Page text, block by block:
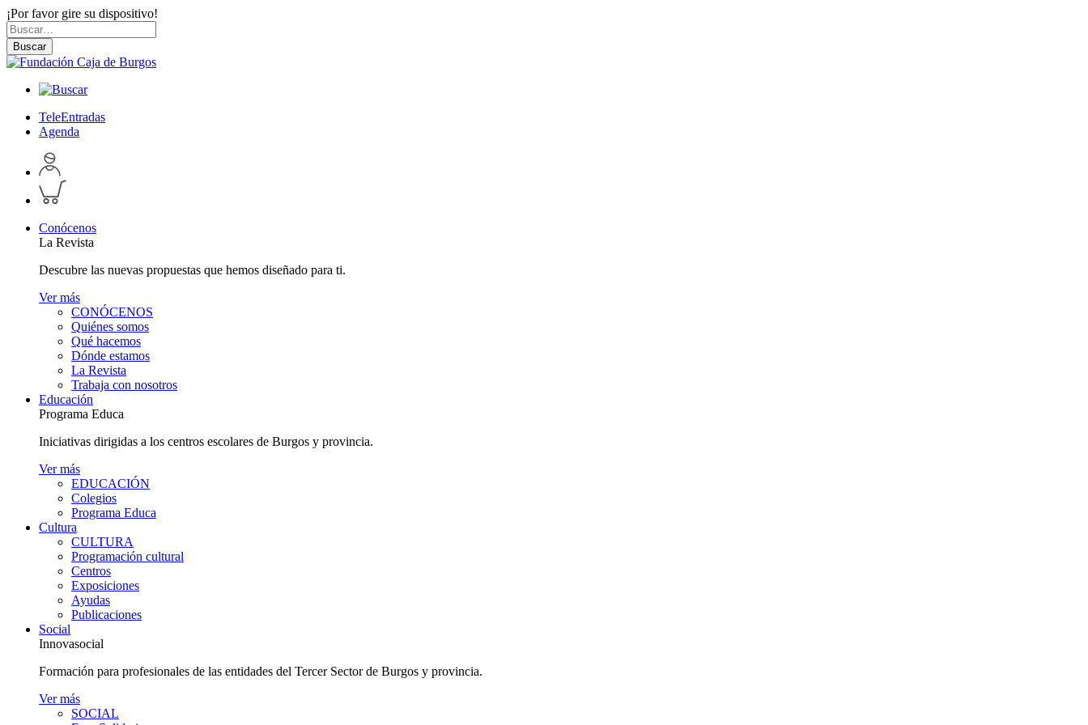
¡Por favor gire su dispositivo!
Skip
to
content
Buscar
por:Buscar
TeleEntradas
Agenda
Acceder
a
perfil
personal
Inspeccionar
carrito
Conócenos
La Revista
Descubre las nuevas propuestas que hemos diseñado para ti.
Ver más
CONÓCENOS
Quiénes somos
Qué hacemos
Dónde estamos
La Revista
Trabaja con nosotros
Educación
Programa Educa
Iniciativas dirigidas a los centros escolares de Burgos y provincia.
Ver más
EDUCACIÓN
Colegios
Programa Educa
Cultura
CULTURA
Programación cultural
Centros
Exposiciones
Ayudas
Publicaciones
Social
Innovasocial
Formación para profesionales de las entidades del Tercer Sector de Burgos y provincia.
Ver más
SOCIAL